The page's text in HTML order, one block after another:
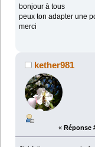
bonjour à tous
peux ton adapter une
merci
kether981
« Réponse